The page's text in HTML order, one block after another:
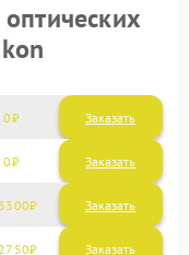
0 Заказать
0 Заказать
3300
2750